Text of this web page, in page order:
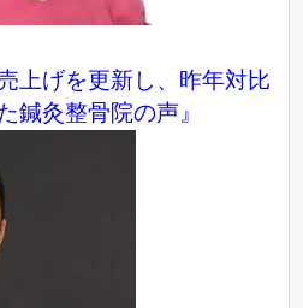
上げを更新し、昨年対比
鍼灸整骨院の声』